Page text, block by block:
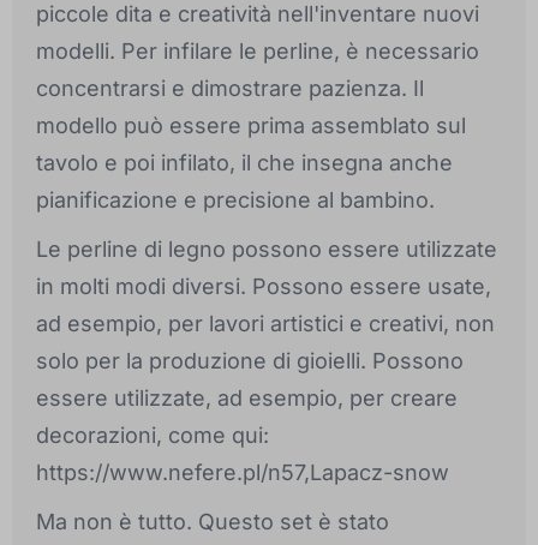
piccole dita e creatività nell'inventare nuovi
modelli. Per infilare le perline, è necessario
concentrarsi e dimostrare pazienza. Il
modello può essere prima assemblato sul
tavolo e poi infilato, il che insegna anche
pianificazione e precisione al bambino.
Le perline di legno possono essere utilizzate
in molti modi diversi. Possono essere usate,
ad esempio, per lavori artistici e creativi, non
solo per la produzione di gioielli. Possono
essere utilizzate, ad esempio, per creare
decorazioni, come qui:
https://www.nefere.pl/n57,Lapacz-snow
Ma non è tutto. Questo set è stato